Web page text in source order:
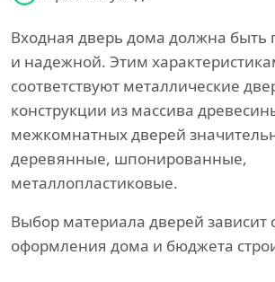
Входная дверь дома должна быть
и надежной. Этим
соответствуют металлические
конструкции из массива
межкомнатных дверей
деревянные, шпонированные,
металлопластиковые.
Выбор материала дверей зависит
оформления дома и бюджета